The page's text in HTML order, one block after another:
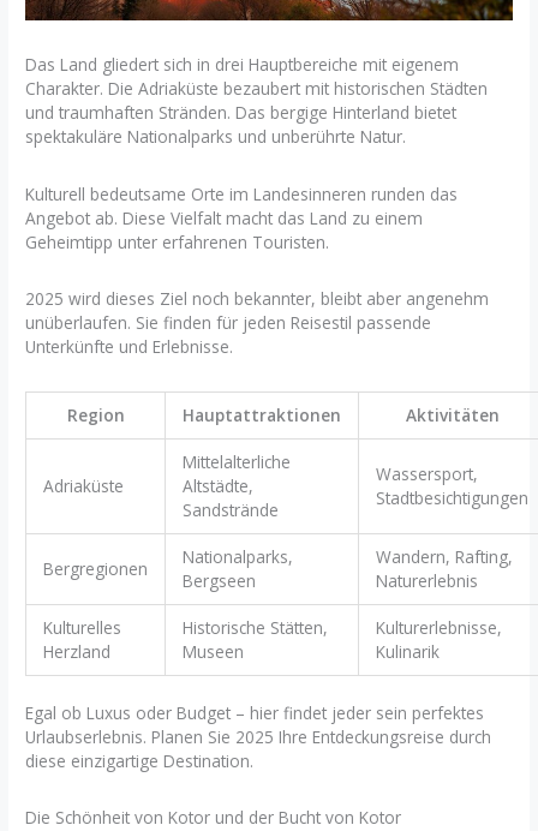
Das Land gliedert sich in drei Hauptbereiche mit eigenem
Charakter. Die Adriaküste bezaubert mit historischen Städten
und traumhaften Stränden. Das bergige Hinterland bietet
spektakuläre Nationalparks und unberührte Natur.
Kulturell bedeutsame Orte im Landesinneren runden das
Angebot ab. Diese Vielfalt macht das Land zu einem
Geheimtipp unter erfahrenen Touristen.
2025 wird dieses Ziel noch bekannter, bleibt aber angenehm
unüberlaufen. Sie finden für jeden Reisestil passende
Unterkünfte und Erlebnisse.
Region Hauptattraktionen Aktivitäten
Adriaküste
Mittelalterliche
Altstädte,
Sandstrände
Wassersport,
Stadtbesichtigungen
Bergregionen
Nationalparks,
Bergseen
Wandern, Rafting,
Naturerlebnis
Kulturelles
Herzland
Historische Stätten,
Museen
Kulturerlebnisse,
Kulinarik
Egal ob Luxus oder Budget – hier findet jeder sein perfektes
Urlaubserlebnis. Planen Sie 2025 Ihre Entdeckungsreise durch
diese einzigartige Destination.
Die Schönheit von Kotor und der Bucht von Kotor